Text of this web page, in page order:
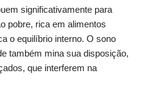
significativamente para
pobre, rica em alimentos
o equilíbrio interno. O sono
também mina sua disposição,
que interferem na